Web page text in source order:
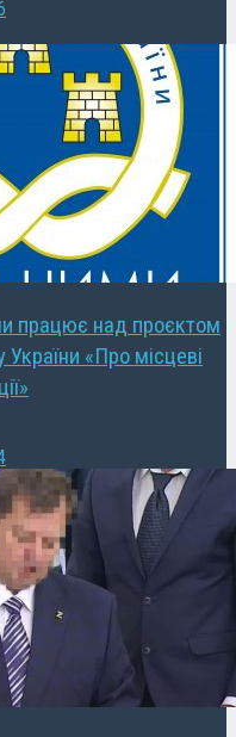
працює над проєктом
України «Про місцеві